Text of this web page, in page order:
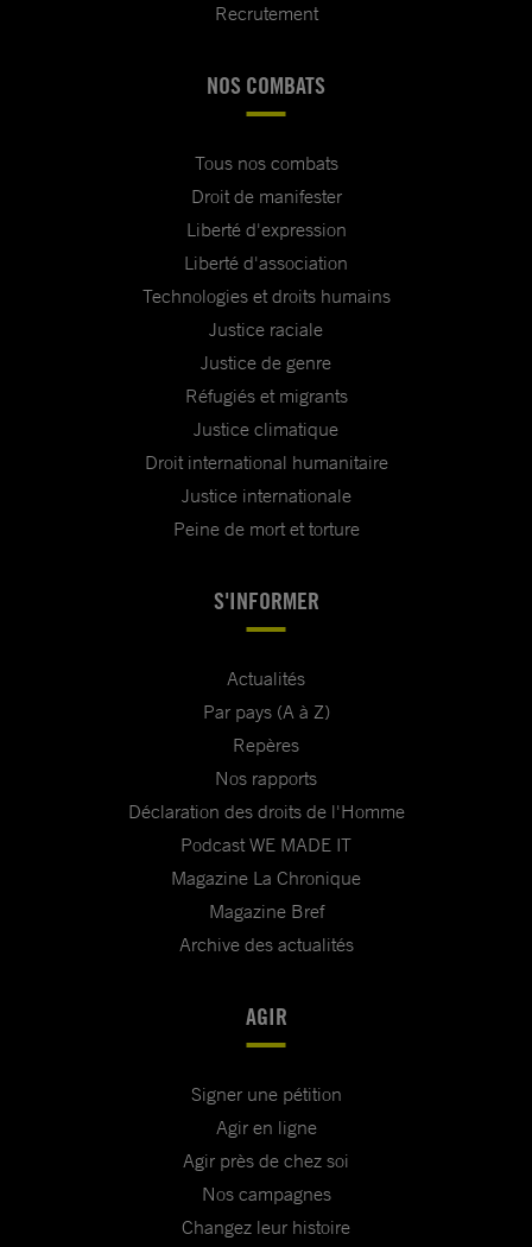
Recrutement
NOS COMBATS
Tous nos combats
Droit de manifester
Liberté d'expression
Liberté d'association
Technologies et droits humains
Justice raciale
Justice de genre
Réfugiés et migrants
Justice climatique
Droit international humanitaire
Justice internationale
Peine de mort et torture
S'INFORMER
Actualités
Par pays (A à Z)
Repères
Nos rapports
Déclaration des droits de l'Homme
Podcast WE MADE IT
Magazine La Chronique
Magazine Bref
Archive des actualités
AGIR
Signer une pétition
Agir en ligne
Agir près de chez soi
Nos campagnes
Changez leur histoire